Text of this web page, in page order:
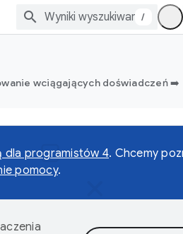
/
wciągających doświadczeń ➡️
dla programistów 4. Chcemy
pomocy.